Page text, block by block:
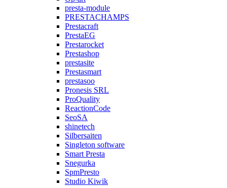
presta-module
PRESTACHAMPS
Prestacraft
PrestaEG
Prestarocket
Prestashop
prestasite
Prestasmart
prestasoo
Pronesis SRL
ProQuality
ReactionCode
SeoSA
shinetech
Silbersaiten
Singleton software
Smart Presta
Snegurka
SpmPresto
Studio Kiwik